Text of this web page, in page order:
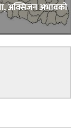
अक्सिजन अभावकाे